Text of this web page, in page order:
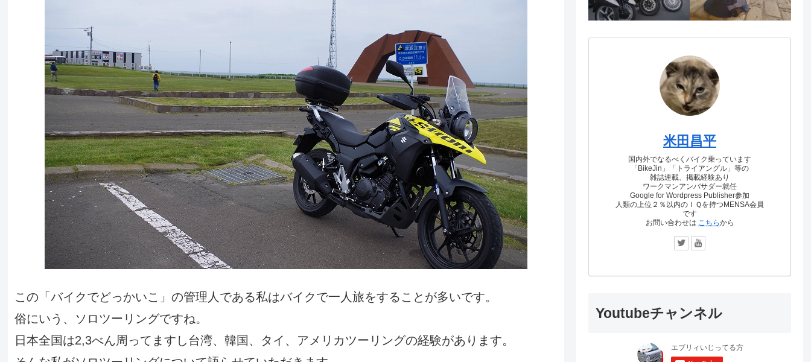
この「バイクでどっかいこ」の管理人である私はバイクで一人旅をすることが多いです。
俗にいう、ソロツーリングですね。
日本全国は2,3べん周ってますし台湾、韓国、タイ、アメリカツーリングの経験があります。
米田昌平
国内外でなるべくバイク乗っています
「BikeJin」「トライアングル」等の
雑誌連載、掲載経験あり
ワークマンアンバサダー就任
Google for Wordpress Publisher参加
人類の上位２％以内のＩＱを持つMENSA会員
です
お問い合わせは こちらから
Youtubeチャンネル